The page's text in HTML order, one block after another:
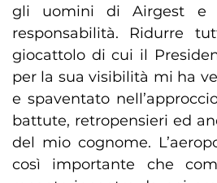
gli uomini di Airgest e
responsabilità. Ridurre
giocattolo di cui il
per la sua visibilità mi ha
e spaventato
battute, retropensieri ed
del mio cognome.
così importante che